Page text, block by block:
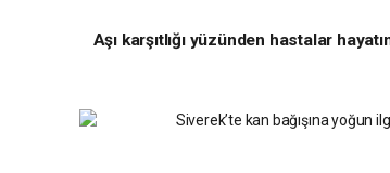
Aşı karşıtlığı yüzünden hastalar